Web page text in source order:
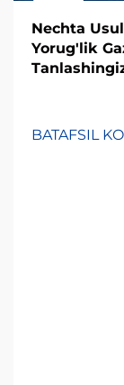
Nechta
Yorug'lik
BATAFSIL